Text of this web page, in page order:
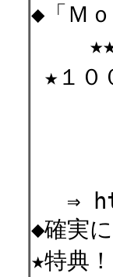
◆「Ｍ
★★１
★１０
【３
３
６
⇒
◆確実
★特典